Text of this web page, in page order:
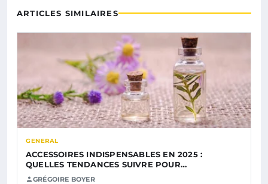
ARTICLES SIMILAIRES
GENERAL
ACCESSOIRES INDISPENSABLES EN 2025 :
QUELLES TENDANCES SUIVRE POUR…
GRÉGOIRE BOYER